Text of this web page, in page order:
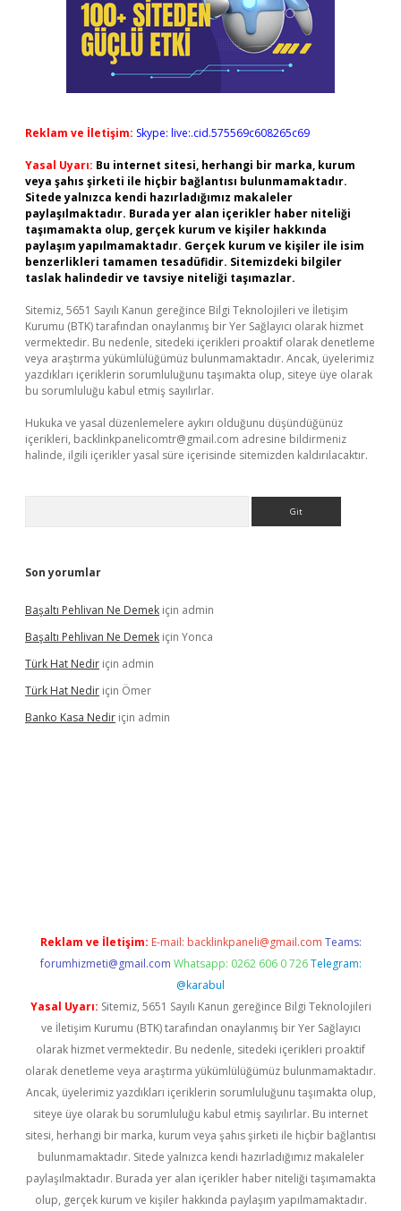
Reklam ve İletişim: Skype: live:.cid.575569c608265c69
Yasal Uyarı: Bu internet sitesi, herhangi bir marka, kurum
veya şahıs şirketi ile hiçbir bağlantısı bulunmamaktadır.
Sitede yalnızca kendi hazırladığımız makaleler
paylaşılmaktadır. Burada yer alan içerikler haber niteliği
taşımamakta olup, gerçek kurum ve kişiler hakkında
paylaşım yapılmamaktadır. Gerçek kurum ve kişiler ile isim
benzerlikleri tamamen tesadüfidir. Sitemizdeki bilgiler
taslak halindedir ve tavsiye niteliği taşımazlar.
Sitemiz, 5651 Sayılı Kanun gereğince Bilgi Teknolojileri ve İletişim
Kurumu (BTK) tarafından onaylanmış bir Yer Sağlayıcı olarak hizmet
vermektedir. Bu nedenle, sitedeki içerikleri proaktif olarak denetleme
veya araştırma yükümlülüğümüz bulunmamaktadır. Ancak, üyelerimiz
yazdıkları içeriklerin sorumluluğunu taşımakta olup, siteye üye olarak
bu sorumluluğu kabul etmiş sayılırlar.
Hukuka ve yasal düzenlemelere aykırı olduğunu düşündüğünüz
içerikleri, backlinkpanelicomtr@gmail.com adresine bildirmeniz
halinde, ilgili içerikler yasal süre içerisinde sitemizden kaldırılacaktır.
Son yorumlar
Başaltı Pehlivan Ne Demek için admin
Başaltı Pehlivan Ne Demek için Yonca
Türk Hat Nedir için admin
Türk Hat Nedir için Ömer
Banko Kasa Nedir için admin
Reklam ve İletişim: E-mail: backlinkpaneli@gmail.com Teams:
forumhizmeti@gmail.com Whatsapp: 0262 606 0 726 Telegram:
@karabul
Yasal Uyarı: Sitemiz, 5651 Sayılı Kanun gereğince Bilgi Teknolojileri
ve İletişim Kurumu (BTK) tarafından onaylanmış bir Yer Sağlayıcı
olarak hizmet vermektedir. Bu nedenle, sitedeki içerikleri proaktif
olarak denetleme veya araştırma yükümlülüğümüz bulunmamaktadır.
Ancak, üyelerimiz yazdıkları içeriklerin sorumluluğunu taşımakta olup,
siteye üye olarak bu sorumluluğu kabul etmiş sayılırlar. Bu internet
sitesi, herhangi bir marka, kurum veya şahıs şirketi ile hiçbir bağlantısı
bulunmamaktadır. Sitede yalnızca kendi hazırladığımız makaleler
paylaşılmaktadır. Burada yer alan içerikler haber niteliği taşımamakta
olup, gerçek kurum ve kişiler hakkında paylaşım yapılmamaktadır.